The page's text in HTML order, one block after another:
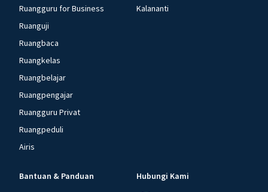
Ruangguru for Business
Ruanguji
Ruangbaca
Ruangkelas
Ruangbelajar
Ruangpengajar
Ruangguru Privat
Ruangpeduli
Airis
Kalananti
Bantuan & Panduan Hubungi Kami